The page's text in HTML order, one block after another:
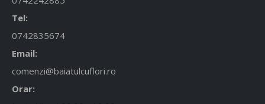
Tel:
0742835674
Email:
comenzi@baiatulcuflori.ro
Orar: